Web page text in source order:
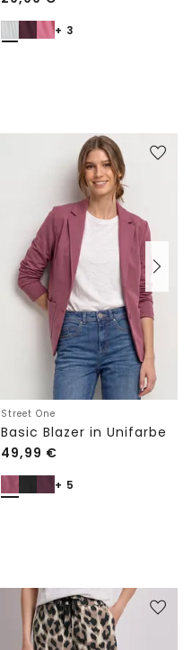
+ 3
Street One
Basic Blazer in Unifarbe
49,99 €
+ 5